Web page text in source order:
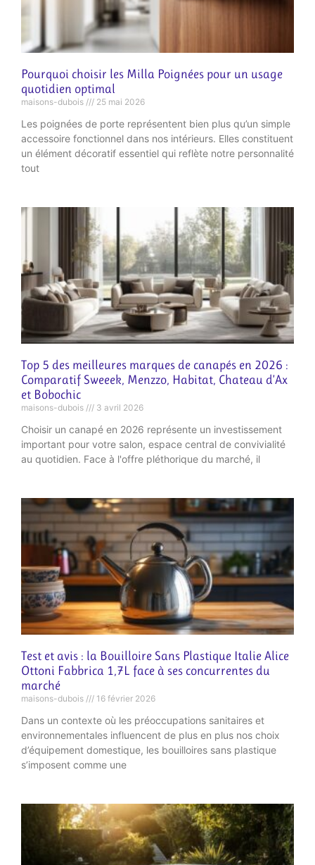
Pourquoi choisir les Milla Poignées pour un usage
quotidien optimal
maisons-dubois 25 mai 2026
Les poignées de porte représentent bien plus qu’un simple
accessoire fonctionnel dans nos intérieurs. Elles constituent
un élément décoratif essentiel qui reflète notre personnalité
tout
Top 5 des meilleures marques de canapés en 2026 :
Comparatif Sweeek, Menzzo, Habitat, Chateau d’Ax
et Bobochic
maisons-dubois 3 avril 2026
Choisir un canapé en 2026 représente un investissement
important pour votre salon, espace central de convivialité
au quotidien. Face à l'offre pléthorique du marché, il
Test et avis : la Bouilloire Sans Plastique Italie Alice
Ottoni Fabbrica 1,7L face à ses concurrentes du
marché
maisons-dubois 16 février 2026
Dans un contexte où les préoccupations sanitaires et
environnementales influencent de plus en plus nos choix
d’équipement domestique, les bouilloires sans plastique
s’imposent comme une